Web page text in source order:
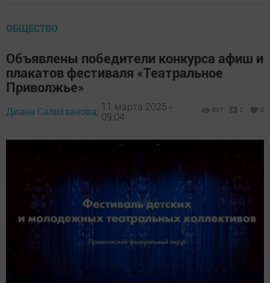
ОБЩЕСТВО
Объявлены победители конкурса афиш и
плакатов фестиваля «Театральное
Приволжье»
Диана Салихзанова, 11 марта 2025 -
09:04
837 0 0